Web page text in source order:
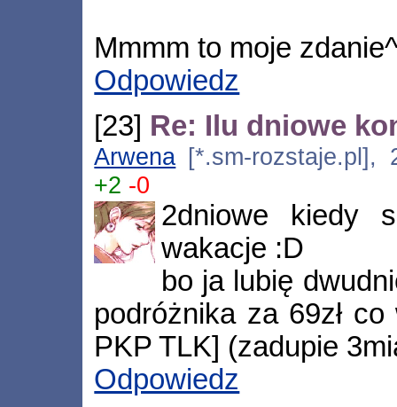
Mmmm to moje
Odpowiedz
[23] Re: Ilu dniowe
Arwena [*.sm-rozstaje.pl],
+2 -0
2dniowe kiedy
wakacje :D
bo ja lubię
podróżnika za 69zł
PKP TLK] (zadupie
Odpowiedz